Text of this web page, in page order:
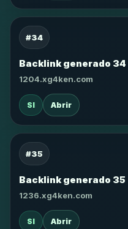
#34
Backlink generado 34
1204.xg4ken.com
SI Abrir
#35
Backlink generado 35
1236.xg4ken.com
SI Abrir